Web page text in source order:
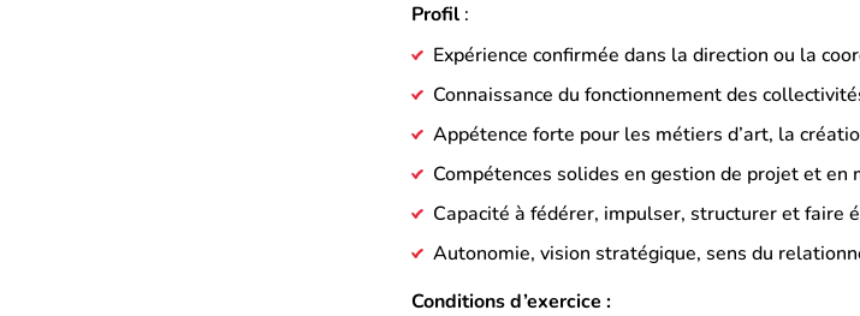
Profil :
Expérience confirmée dans la direction ou la
Connaissance du fonctionnement des
Appétence forte pour les métiers d’art, la
Compétences solides en gestion de projet et en
Capacité à fédérer, impulser, structurer et faire
Autonomie, vision stratégique, sens du
Conditions d’exercice :